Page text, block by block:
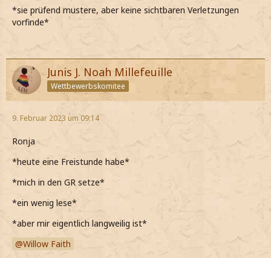
*sie prüfend mustere, aber keine sichtbaren Verletzungen
vorfinde*
Junis J. Noah Millefeuille
Wettbewerbskomitee
9. Februar 2023 um 09:14
Ronja
*heute eine Freistunde habe*
*mich in den GR setze*
*ein wenig lese*
*aber mir eigentlich langweilig ist*
Willow Faith